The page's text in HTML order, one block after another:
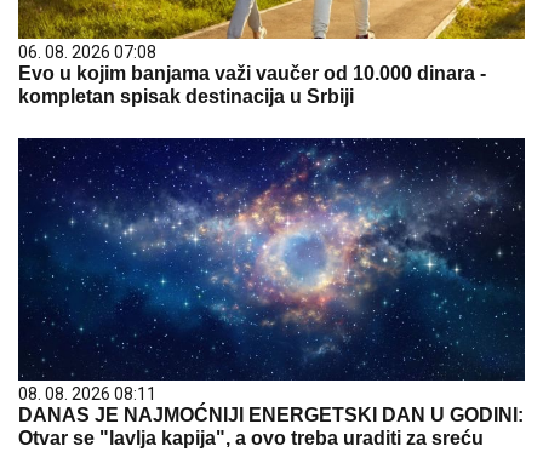
06. 08. 2026 07:08
Evo u kojim banjama važi vaučer od 10.000 dinara -
kompletan spisak destinacija u Srbiji
08. 08. 2026 08:11
DANAS JE NAJMOĆNIJI ENERGETSKI DAN U GODINI:
Otvar se "lavlja kapija", a ovo treba uraditi za sreću